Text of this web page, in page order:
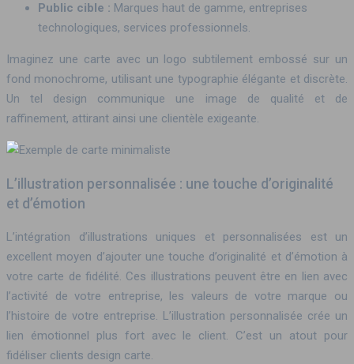
Public cible : Marques haut de gamme, entreprises
technologiques, services professionnels.
Imaginez une carte avec un logo subtilement embossé sur un
fond monochrome, utilisant une typographie élégante et discrète.
Un tel design communique une image de qualité et de
raffinement, attirant ainsi une clientèle exigeante.
L’illustration personnalisée : une touche d’originalité
et d’émotion
L’intégration d’illustrations uniques et personnalisées est un
excellent moyen d’ajouter une touche d’originalité et d’émotion à
votre carte de fidélité. Ces illustrations peuvent être en lien avec
l’activité de votre entreprise, les valeurs de votre marque ou
l’histoire de votre entreprise. L’illustration personnalisée crée un
lien émotionnel plus fort avec le client. C’est un atout pour
fidéliser clients design carte.